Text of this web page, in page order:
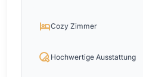
Cozy Zimmer
Hochwertige Ausstattung